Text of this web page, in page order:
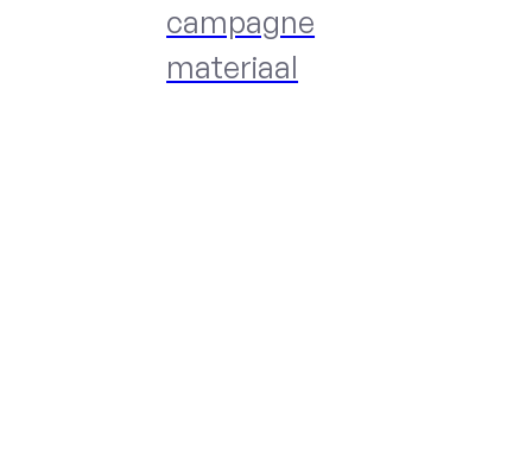
campagne
materiaal